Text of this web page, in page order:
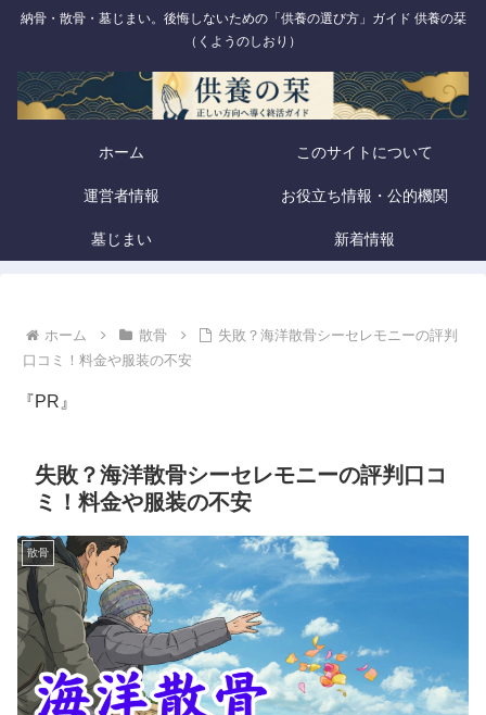
納骨・散骨・墓じまい。後悔しないための「供養の選び方」ガイド 供養の栞
（くようのしおり）
ホーム このサイトについて
運営者情報 お役立ち情報・公的機関
墓じまい 新着情報
ホーム 散骨
失敗？海洋散骨シーセレモニーの評判
口コミ！料金や服装の不安
『PR』
失敗？海洋散骨シーセレモニーの評判口コ
ミ！料金や服装の不安
散骨